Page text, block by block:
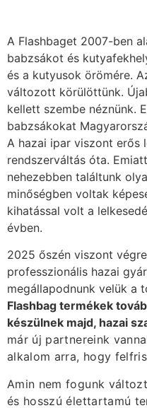
A Flashbaget 2007-ben
babzsákot és
és a kutyusok örömére.
változott körülöttünk.
kellett szembe néznünk.
babzsákokat
A hazai ipar viszont erős
rendszerváltás óta.
nehezebben találtunk
minőségben voltak
kihatással volt a
évben.
2025 őszén viszont
professzionális hazai
megállapodnunk velük a
Flashbag termékek
készülnek majd, hazai
már új partnereink
alkalom arra, hogy
Amin nem fogunk
és hosszú élettartamú